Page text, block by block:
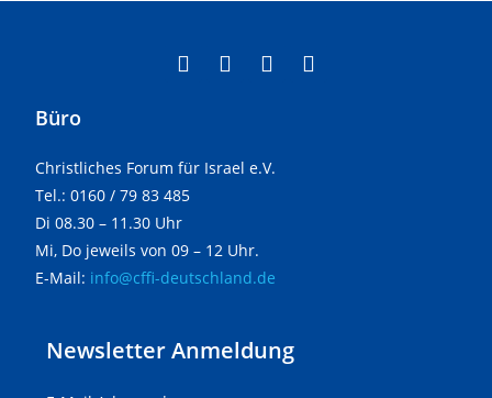
Büro
Christliches Forum für Israel e.V.
Tel.: 0160 / 79 83 485
Di 08.30 – 11.30 Uhr
Mi, Do jeweils von 09 – 12 Uhr.
E-Mail: info@cffi-deutschland.de
Newsletter Anmeldung